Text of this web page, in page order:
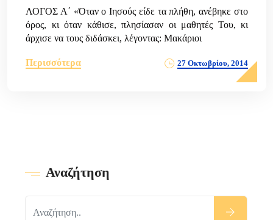
ΛΟΓΟΣ Α΄ «Όταν ο Ιησούς είδε τα πλήθη, ανέβηκε στο
όρος, κι όταν κάθισε, πλησίασαν οι μαθητές Του, κι
άρχισε να τους διδάσκει, λέγοντας: Μακάριοι
Περισσότερα 27 Οκτωβρίου, 2014
Αναζήτηση